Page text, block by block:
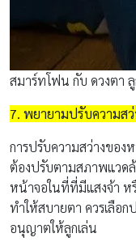
สมาร์ทโฟน กับ ดวงตา
7. พยายามปรับความส
การปรับความสว่างของ
ต้องปรับตามสภาพแวด
หน้าจอในที่ที่มีแสงจ้า ห
ทำให้สบายตา ควรเลือ
อนุญาตให้ลูกเล่น